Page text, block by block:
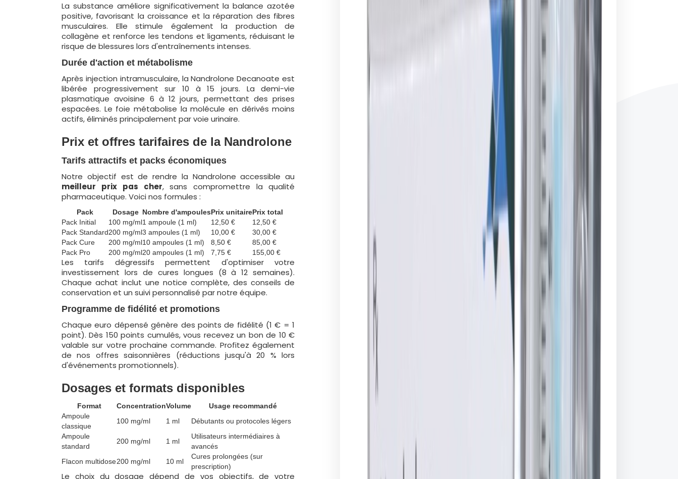
La substance améliore significativement la balance azotée
positive, favorisant la croissance et la réparation des fibres
musculaires. Elle stimule également la production de
collagène et renforce les tendons et ligaments, réduisant le
risque de blessures lors d'entraînements intenses.
Durée d'action et métabolisme
Après injection intramusculaire, la Nandrolone Decanoate est
libérée progressivement sur 10 à 15 jours. La demi-vie
plasmatique avoisine 6 à 12 jours, permettant des prises
espacées. Le foie métabolise la molécule en dérivés moins
actifs, éliminés principalement par voie urinaire.
Prix et offres tarifaires de la Nandrolone
Tarifs attractifs et packs économiques
Notre objectif est de rendre la Nandrolone accessible au
meilleur prix pas cher, sans compromettre la qualité
pharmaceutique. Voici nos formules :
Pack Dosage Nombre d'ampoulesPrix unitairePrix total
Pack Initial
100 mg/ml1 ampoule (1 ml) 12,50 €
12,50 €
Pack Standard200 mg/ml3 ampoules (1 ml) 10,00 €
30,00 €
Pack Cure
200 mg/ml10 ampoules (1 ml) 8,50 €
85,00 €
Pack Pro
200 mg/ml20 ampoules (1 ml) 7,75 € 155,00 €
Les tarifs dégressifs permettent d'optimiser votre
investissement lors de cures longues (8 à 12 semaines).
Chaque achat inclut une notice complète, des conseils de
conservation et un suivi personnalisé par notre équipe.
Programme de fidélité et promotions
Chaque euro dépensé génère des points de fidélité (1 € = 1
point). Dès 150 points cumulés, vous recevez un bon de 10 €
valable sur votre prochaine commande. Profitez également
de nos offres saisonnières (réductions jusqu'à 20 % lors
d'événements promotionnels).
Dosages et formats disponibles
Format ConcentrationVolume
Usage recommandé
Ampoule
classique
100 mg/ml 1 ml
Débutants ou protocoles légers
Ampoule
standard
200 mg/ml 1 ml
Utilisateurs intermédiaires à
avancés
Flacon multidose200 mg/ml 10 ml
Cures prolongées (sur
prescription)
Le choix du dosage dépend de vos objectifs, de votre